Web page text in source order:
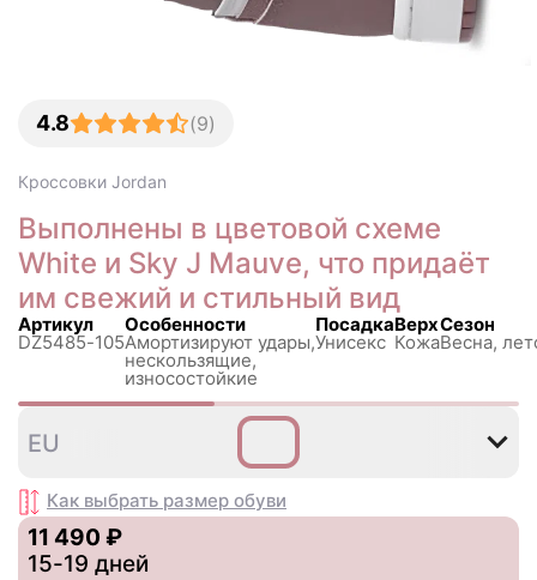
4.8 (9)
Кроссовки Jordan
Выполнены в цветовой схеме
White и Sky J Mauve, что придаёт
им свежий и стильный вид
Артикул
DZ5485-105
Особенности
Амортизируют удары,
нескользящиe,
износостойкие
Посадка
Унисекс
Верх
Кожа
Сезон
Весна,
,5
EU
Как выбрать размер обуви
11 490 ₽
15-19 дней